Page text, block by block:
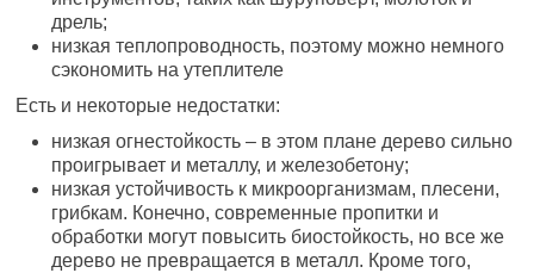
дрель;
низкая теплопроводность, поэтому можно немного
сэкономить на утеплителе
Есть и некоторые недостатки:
низкая огнестойкость – в этом плане дерево сильно
проигрывает и металлу, и железобетону;
низкая устойчивость к микроорганизмам, плесени,
грибкам. Конечно, современные пропитки и
обработки могут повысить биостойкость, но все же
дерево не превращается в металл. Кроме того,